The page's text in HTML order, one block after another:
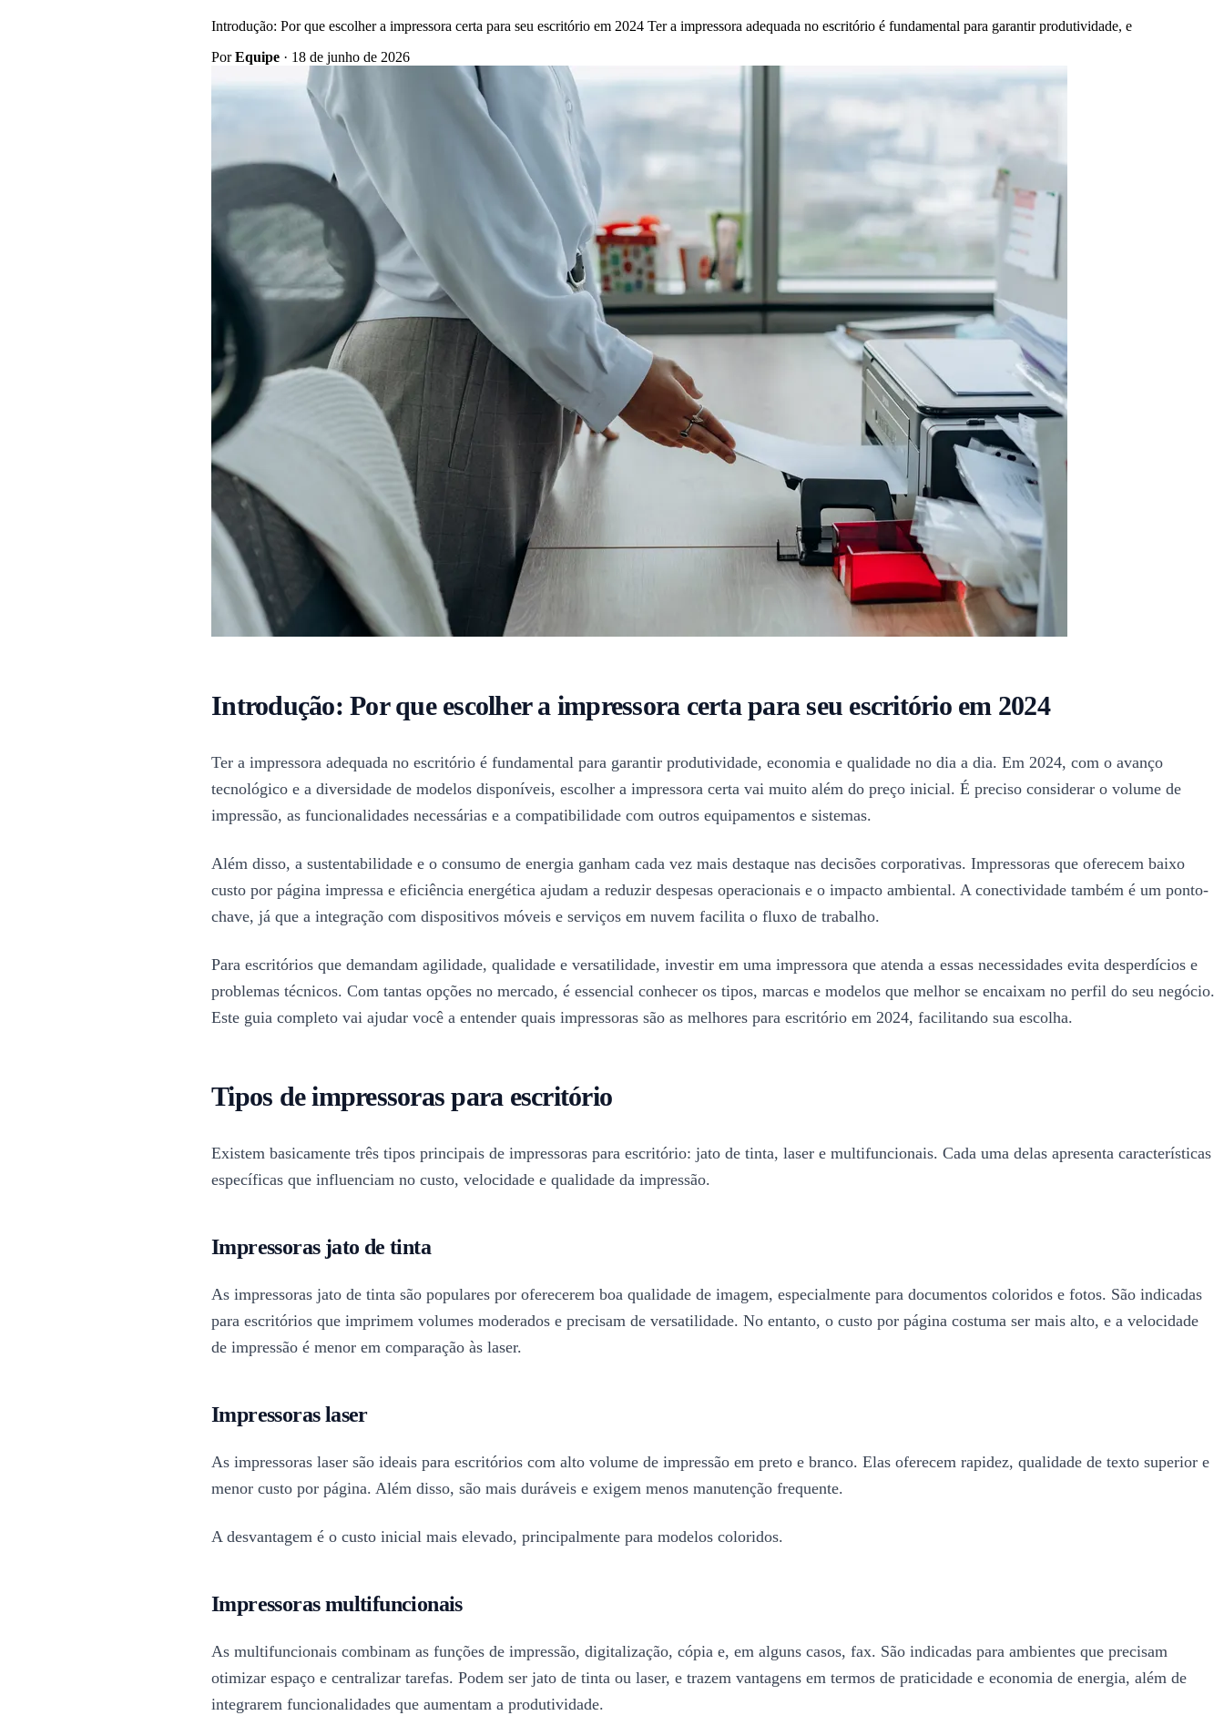
Introdução: Por que escolher a impressora certa para seu escritório em 2024 Ter a impressora adequada no escritório é fundamental para garantir produtividade, e
PorEquipe · 18 de junho de 2026
Introdução: Por que escolher a impressora certa para seu escritório em 2024
Ter a impressora adequada no escritório é fundamental para garantir produtividade, economia e qualidade no dia a dia. Em 2024, com o avanço
tecnológico e a diversidade de modelos disponíveis, escolher a impressora certa vai muito além do preço inicial. É preciso considerar o volume de
impressão, as funcionalidades necessárias e a compatibilidade com outros equipamentos e sistemas.
Além disso, a sustentabilidade e o consumo de energia ganham cada vez mais destaque nas decisões corporativas. Impressoras que oferecem baixo
custo por página impressa e eficiência energética ajudam a reduzir despesas operacionais e o impacto ambiental. A conectividade também é um ponto-
chave, já que a integração com dispositivos móveis e serviços em nuvem facilita o fluxo de trabalho.
Para escritórios que demandam agilidade, qualidade e versatilidade, investir em uma impressora que atenda a essas necessidades evita desperdícios e
problemas técnicos. Com tantas opções no mercado, é essencial conhecer os tipos, marcas e modelos que melhor se encaixam no perfil do seu negócio.
Este guia completo vai ajudar você a entender quais impressoras são as melhores para escritório em 2024, facilitando sua escolha.
Tipos de impressoras para escritório
Existem basicamente três tipos principais de impressoras para escritório: jato de tinta, laser e multifuncionais. Cada uma delas apresenta características
específicas que influenciam no custo, velocidade e qualidade da impressão.
Impressoras jato de tinta
As impressoras jato de tinta são populares por oferecerem boa qualidade de imagem, especialmente para documentos coloridos e fotos. São indicadas
para escritórios que imprimem volumes moderados e precisam de versatilidade. No entanto, o custo por página costuma ser mais alto, e a velocidade
de impressão é menor em comparação às laser.
Impressoras laser
As impressoras laser são ideais para escritórios com alto volume de impressão em preto e branco. Elas oferecem rapidez, qualidade de texto superior e
menor custo por página. Além disso, são mais duráveis e exigem menos manutenção frequente.
A desvantagem é o custo inicial mais elevado, principalmente para modelos coloridos.
Impressoras multifuncionais
As multifuncionais combinam as funções de impressão, digitalização, cópia e, em alguns casos, fax. São indicadas para ambientes que precisam
otimizar espaço e centralizar tarefas. Podem ser jato de tinta ou laser, e trazem vantagens em termos de praticidade e economia de energia, além de
integrarem funcionalidades que aumentam a produtividade.